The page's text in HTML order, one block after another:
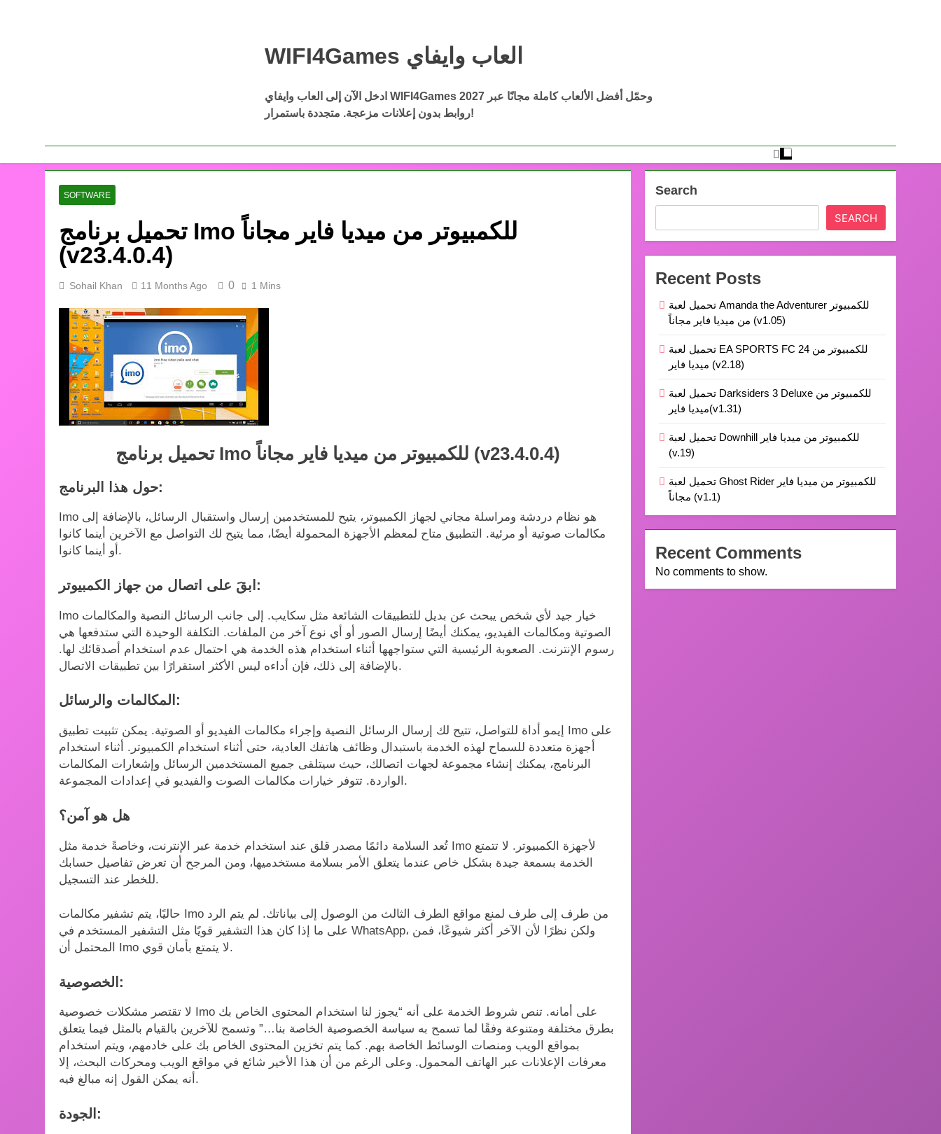
WIFI4Games العاب وايفاي
WIFI4Games العاب وايفاي
ادخل الآن إلى العاب وايفاي WIFI4Games 2027 وحمّل أفضل الألعاب كاملة مجانًا عبر
روابط بدون إعلانات مزعجة. متجددة باستمرار!
SOFTWARE
تحميل برنامج Imo للكمبيوتر من ميديا فاير مجاناً
(v23.4.0.4)
Sohail Khan 11 Months Ago 0 1 Mins
تحميل برنامج Imo للكمبيوتر من ميديا فاير مجاناً (v23.4.0.4)
حول هذا البرنامج:
Imo هو نظام دردشة ومراسلة مجاني لجهاز الكمبيوتر، يتيح للمستخدمين إرسال واستقبال الرسائل، بالإضافة إلى
مكالمات صوتية أو مرئية. التطبيق متاح لمعظم الأجهزة المحمولة أيضًا، مما يتيح لك التواصل مع الآخرين أينما كانوا
أو أينما كانوا.
ابقَ على اتصال من جهاز الكمبيوتر:
Imo خيار جيد لأي شخص يبحث عن بديل للتطبيقات الشائعة مثل سكايب. إلى جانب الرسائل النصية والمكالمات
الصوتية ومكالمات الفيديو، يمكنك أيضًا إرسال الصور أو أي نوع آخر من الملفات. التكلفة الوحيدة التي ستدفعها هي
رسوم الإنترنت. الصعوبة الرئيسية التي ستواجهها أثناء استخدام هذه الخدمة هي احتمال عدم استخدام أصدقائك لها.
بالإضافة إلى ذلك، فإن أداءه ليس الأكثر استقرارًا بين تطبيقات الاتصال.
المكالمات والرسائل:
إيمو أداة للتواصل، تتيح لك إرسال الرسائل النصية وإجراء مكالمات الفيديو أو الصوتية. يمكن تثبيت تطبيق Imo على
أجهزة متعددة للسماح لهذه الخدمة باستبدال وظائف هاتفك العادية، حتى أثناء استخدام الكمبيوتر. أثناء استخدام
البرنامج، يمكنك إنشاء مجموعة لجهات اتصالك، حيث سيتلقى جميع المستخدمين الرسائل وإشعارات المكالمات
الواردة. تتوفر خيارات مكالمات الصوت والفيديو في إعدادات المجموعة.
هل هو آمن؟
تُعد السلامة دائمًا مصدر قلق عند استخدام خدمة عبر الإنترنت، وخاصةً خدمة مثل Imo لأجهزة الكمبيوتر. لا تتمتع
الخدمة بسمعة جيدة بشكل خاص عندما يتعلق الأمر بسلامة مستخدميها، ومن المرجح أن تعرض تفاصيل حسابك
للخطر عند التسجيل.
حاليًا، يتم تشفير مكالمات Imo من طرف إلى طرف لمنع مواقع الطرف الثالث من الوصول إلى بياناتك. لم يتم الرد
على ما إذا كان هذا التشفير قويًا مثل التشفير المستخدم في WhatsApp، ولكن نظرًا لأن الآخر أكثر شيوعًا، فمن
المحتمل أن Imo لا يتمتع بأمان قوي.
الخصوصية:
لا تقتصر مشكلات خصوصية Imo على أمانه. تنص شروط الخدمة على أنه “يجوز لنا استخدام المحتوى الخاص بك
بطرق مختلفة ومتنوعة وفقًا لما تسمح به سياسة الخصوصية الخاصة بنا…” وتسمح للآخرين بالقيام بالمثل فيما يتعلق
بمواقع الويب ومنصات الوسائط الخاصة بهم. كما يتم تخزين المحتوى الخاص بك على خادمهم، ويتم استخدام
معرفات الإعلانات عبر الهاتف المحمول. وعلى الرغم من أن هذا الأخير شائع في مواقع الويب ومحركات البحث، إلا
أنه يمكن القول إنه مبالغ فيه.
الجودة:
Search
SEARCH
Recent Posts
تحميل لعبة Amanda the Adventurer للكمبيوتر
من ميديا فاير مجاناً (v1.05)
تحميل لعبة EA SPORTS FC 24 للكمبيوتر من
ميديا فاير (v2.18)
تحميل لعبة Darksiders 3 Deluxe للكمبيوتر من
ميديا فاير(v1.31)
تحميل لعبة Downhill للكمبيوتر من ميديا فاير
(v.19)
تحميل لعبة Ghost Rider للكمبيوتر من ميديا فاير
مجاناً (v1.1)
Recent Comments
No comments to show.